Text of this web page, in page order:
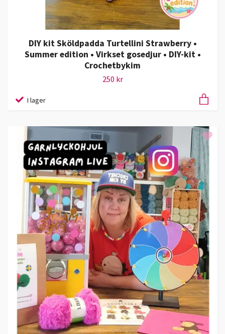
DIY kit Sköldpadda Turtellini Strawberry •
Summer edition • Virkset gosedjur • DIY-kit •
Crochetbykim
250 kr
I lager